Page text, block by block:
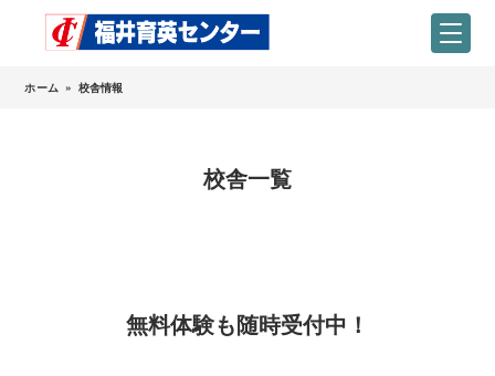
ホーム » 校舎情報
校舎一覧
無料体験も随時受付中！